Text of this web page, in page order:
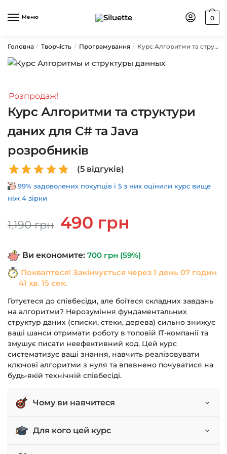
Меню 0
Головна / Творчість / Програмування / Курс Алгоритми та структури даних для C# та Java розробників
Розпродаж!
Курс Алгоритми та структури
даних для C# та Java
розробників
(5відгуків)
99% задоволених покупців і 5 з них оцінили курс вище
ніж 4 зірки
1,190грн
Оригінальна
ціна:
490 грн
Ви економите: 700 грн (59%)
Покваптеся! Закінчується через 1 день 07 годин
41 хв. 15 сек.
Готуєтеся до співбесіди, але боїтеся складних завдань
на алгоритми? Нерозуміння фундаментальних
структур даних (списки, стеки, дерева) сильно знижує
ваші шанси отримати роботу в топовій IT-компанії та
змушує писати неефективний код. Цей курс
систематизує ваші знання, навчить реалізовувати
ключові алгоритми з нуля та впевнено почуватися на
будь-якій технічній співбесіді.
Чому ви навчитеся
Реалізовувати основні структури даних:
Для кого цей курс